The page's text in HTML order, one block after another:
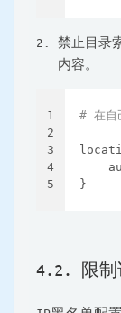
禁止目录
内容。
1
2
3
4
5
# 在自
}
4.2. 限制